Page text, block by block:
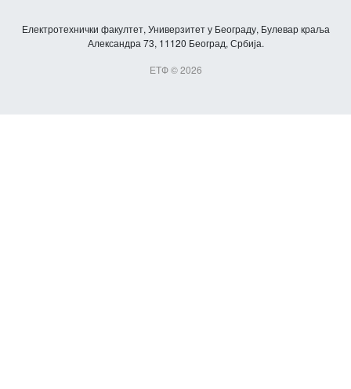
Електротехнички факултет, Универзитет у Београду, Булевар краља
Александра 73, 11120 Београд, Србија.
ЕТФ © 2026